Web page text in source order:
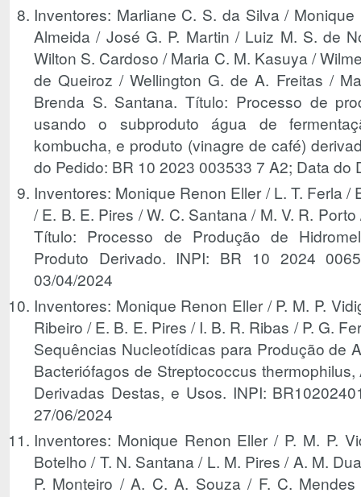
Inventores: Marliane C. S. da Silva /
Almeida / José G. P. Martin / Luiz M. S. de
Wilton S. Cardoso / Maria C. M. Kasuya /
de Queiroz / Wellington G. de A. Freitas /
Brenda S. Santana. Título: Processo de
usando o subproduto água de
kombucha, e produto (vinagre de café)
do Pedido: BR 10 2023 003533 7 A2; Data do
Inventores: Monique Renon Eller / L. T. Ferla /
/ E. B. E. Pires / W. C. Santana / M. V. R.
Título: Processo de Produção de
Produto Derivado. INPI: BR 10 2024
03/04/2024
Inventores: Monique Renon Eller / P. M. P.
Ribeiro / E. B. E. Pires / I. B. R. Ribas / P. G.
Sequências Nucleotídicas para Produção de
Bacteriófagos de Streptococcus
Derivadas Destas, e Usos. INPI:
27/06/2024
Inventores: Monique Renon Eller / P. M. P.
Botelho / T. N. Santana / L. M. Pires / A. M.
P. Monteiro / A. C. A. Souza / F. C.